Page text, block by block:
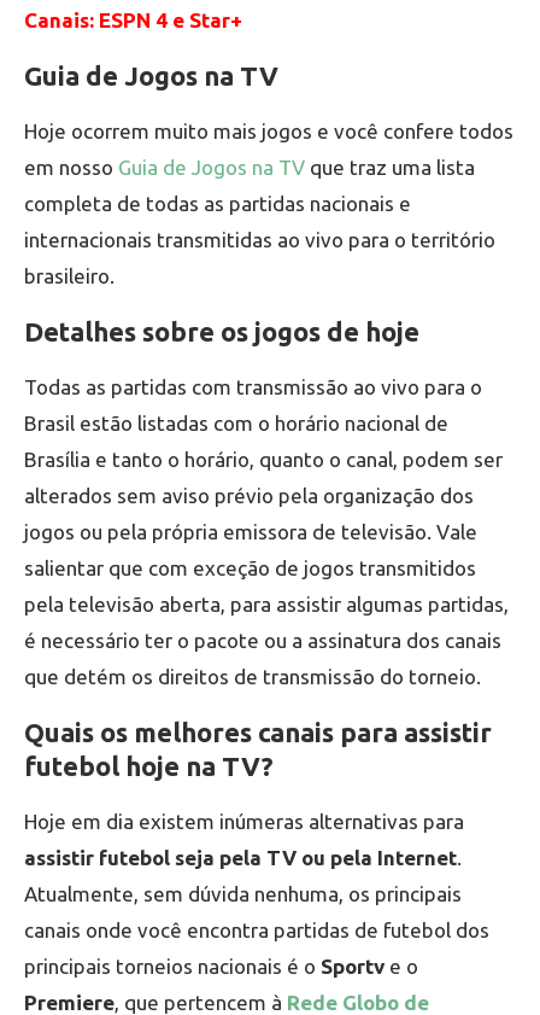
Canais: ESPN 4 e Star+
Guia de Jogos na TV
Hoje ocorrem muito mais jogos e você confere todos
em nosso Guia de Jogos na TV que traz uma lista
completa de todas as partidas nacionais e
internacionais transmitidas ao vivo para o território
brasileiro.
Detalhes sobre os jogos de hoje
Todas as partidas com transmissão ao vivo para o
Brasil estão listadas com o horário nacional de
Brasília e tanto o horário, quanto o canal, podem ser
alterados sem aviso prévio pela organização dos
jogos ou pela própria emissora de televisão. Vale
salientar que com exceção de jogos transmitidos
pela televisão aberta, para assistir algumas partidas,
é necessário ter o pacote ou a assinatura dos canais
que detém os direitos de transmissão do torneio.
Quais os melhores canais para assistir
futebol hoje na TV?
Hoje em dia existem inúmeras alternativas para
assistir futebol seja pela TV ou pela Internet
Atualmente, sem dúvida nenhuma, os principais
canais onde você encontra partidas de futebol dos
principais torneios nacionais é o Sportv e o
Premiere , que pertencem à Rede Globo de